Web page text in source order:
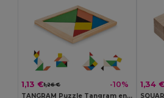
1,13 €1,26 € -10%
TANGRAM Puzzle Tangram en bois
1,34 €